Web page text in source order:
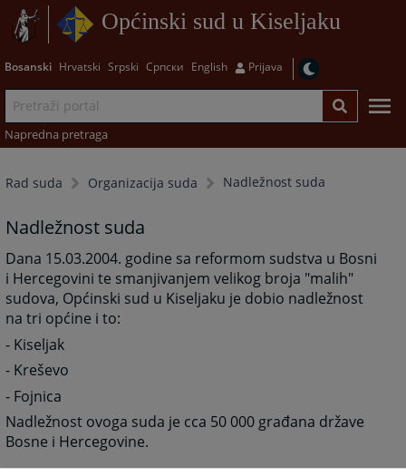
Općinski sud u Kiseljaku
Bosanski Hrvatski Srpski Српски English Prijava
Napredna pretraga
Rad suda Organizacija suda Nadležnost suda
Nadležnost suda
Dana 15.03.2004. godine sa reformom sudstva u Bosni
i Hercegovini te smanjivanjem velikog broja "malih"
sudova, Općinski sud u Kiseljaku je dobio nadležnost
na tri općine i to:
- Kiseljak
- Kreševo
- Fojnica
Nadležnost ovoga suda je cca 50 000 građana države
Bosne i Hercegovine.